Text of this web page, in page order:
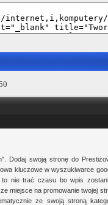
Dodaj swoją stronę do
kluczowe w wyszukiwarce
nie trać czasu bo wpis
miejsce na promowanie twojej
ze swoją stroną